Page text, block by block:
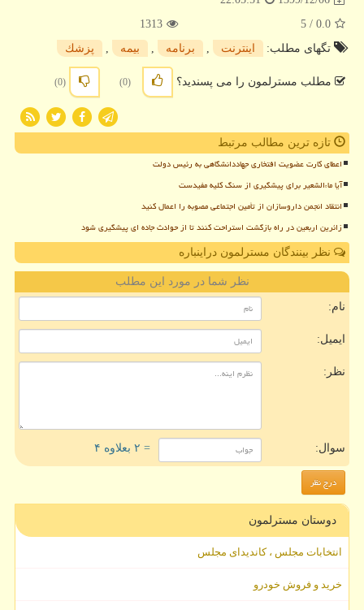
0.0
/ 5
1313
تگهای مطلب:
اینترنت , برنامه , بیمه , پزشك
مطلب مسترلمون را می پسندید؟ (0)
(0)
تازه ترین مطالب مرتبط
اعطای کارت عضویت افتخاری جهاددانشگاهی به رئیس دولت
آیا ماءالشعیر برای پیشگیری از سنگ کلیه مفیدست
انتقاد انجمن داروسازان از تأمین اجتماعی مصوبه را اعمال کنید
زائرین اربعین در راه بازگشت استراحت کنند تا از حوادث جاده ای پیشگیری شود
نظر بینندگان مسترلمون دراینباره
نظر شما در مورد این مطلب
نام:
ایمیل:
نظر:
سوال: = ۲ بعلاوه ۴
دوستان مسترلمون
انتخابات مجلس ، کاندیدای مجلس
خرید و فروش خودرو